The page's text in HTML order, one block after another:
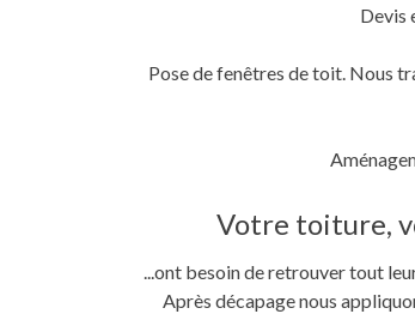
Devis
Pose de fenêtres de toit. Nous
Votre toiture,
...ont besoin de retrouver tout
Après décapage nous